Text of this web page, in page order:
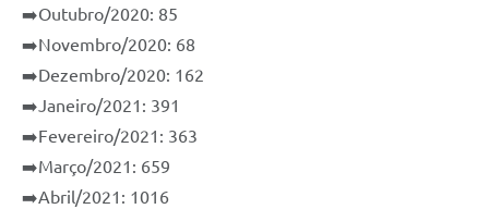
➡️Outubro/2020: 85
➡️Novembro/2020: 68
➡️Dezembro/2020: 162
➡️Janeiro/2021: 391
➡️Fevereiro/2021: 363
➡️Março/2021: 659
➡️Abril/2021: 1016